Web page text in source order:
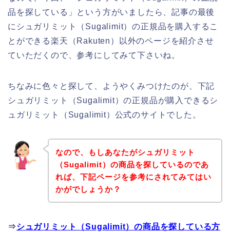
品を探している」という方がいましたら、記事の最後
にシュガリミット（Sugalimit）の正規品を購入するこ
とができる楽天（Rakuten）以外のページを紹介させ
ていただくので、参考にしてみて下さいね。
ちなみに色々と探して、ようやくみつけたのが、下記
シュガリミット（Sugalimit）の正規品が購入できるシ
ュガリミット（Sugalimit）公式のサイトでした。
なので、もしあなたがシュガリミット
（Sugalimit）の商品を探しているのであ
れば、下記ページを参考にされてみてはい
かがでしょうか？
⇒シュガリミット（Sugalimit）の商品を探している方